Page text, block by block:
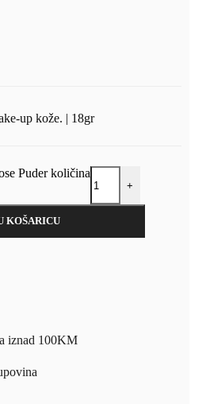
up kože. | 18gr
Puder količina
+
KOŠARICU
iznad 100KM